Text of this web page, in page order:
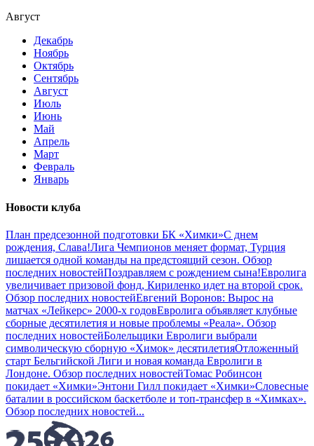
Август
Декабрь
Ноябрь
Октябрь
Сентябрь
Август
Июль
Июнь
Май
Апрель
Март
Февраль
Январь
Новости клуба
План предсезонной подготовки БК «Химки»С днем
рождения, Слава!Лига Чемпионов меняет формат, Турция
лишается одной команды на предстоящий сезон. Обзор
последних новостейПоздравляем с рождением сына!Евролига
увеличивает призовой фонд, Кириленко идет на второй срок.
Обзор последних новостейЕвгений Воронов: Вырос на
матчах «Лейкерс» 2000-х годовЕвролига объявляет клубные
сборные десятилетия и новые проблемы «Реала». Обзор
последних новостейБолельщики Евролиги выбрали
символическую сборную «Химок» десятилетияОтложенный
старт Бельгийской Лиги и новая команда Евролиги в
Лондоне. Обзор последних новостейТомас Робинсон
покидает «Химки»Энтони Гилл покидает «Химки»Словесные
баталии в российском баскетболе и топ-трансфер в «Химках».
Обзор последних новостей...